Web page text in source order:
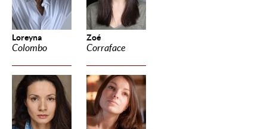
Loreyna
Colombo
Zoé
Corraface